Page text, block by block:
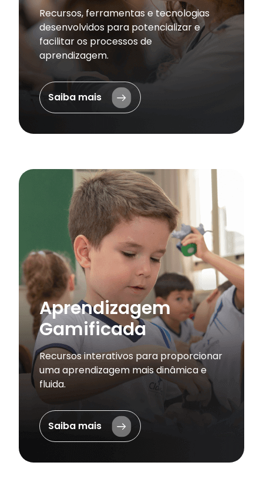
Recursos, ferramentas e tecnologias
desenvolvidos para potencializar e
facilitar os processos de
aprendizagem.
Saiba mais
Aprendizagem
Gamificada
Recursos interativos para proporcionar
uma aprendizagem mais dinâmica e
fluida.
Saiba mais